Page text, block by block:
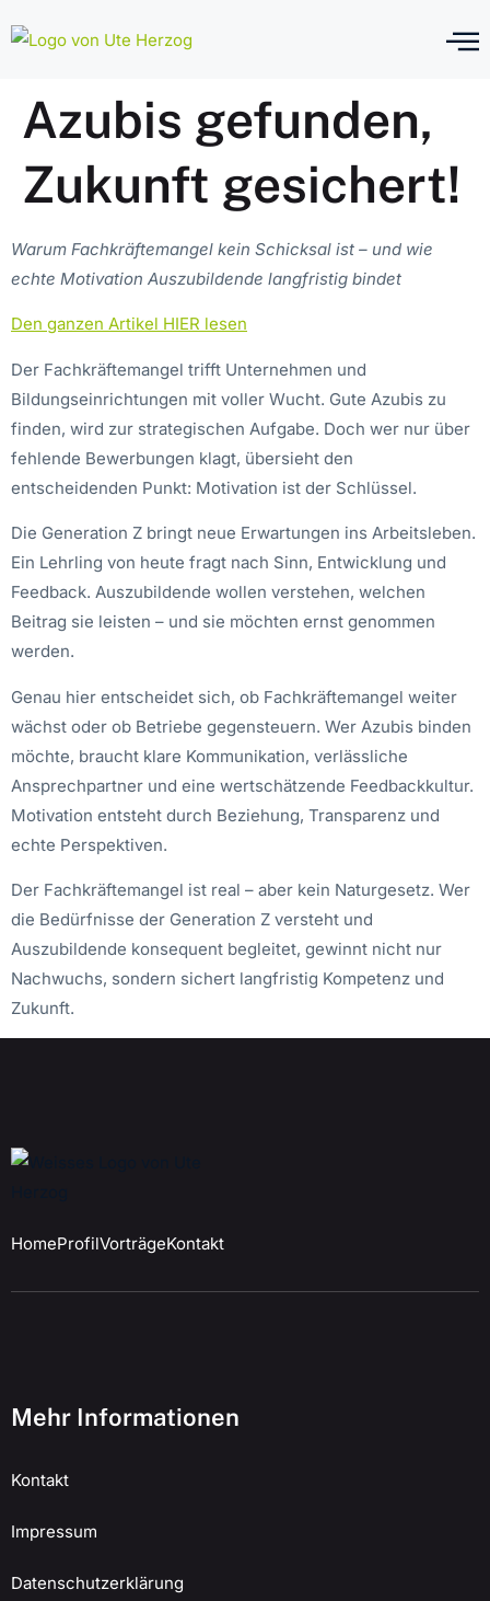
Azubis gefunden,
Zukunft gesichert!
Warum Fachkräftemangel kein Schicksal ist – und wie
echte Motivation Auszubildende langfristig bindet
Den ganzen Artikel HIER lesen
Der Fachkräftemangel trifft Unternehmen und
Bildungseinrichtungen mit voller Wucht. Gute Azubis zu
finden, wird zur strategischen Aufgabe. Doch wer nur über
fehlende Bewerbungen klagt, übersieht den
entscheidenden Punkt: Motivation ist der Schlüssel.
Die Generation Z bringt neue Erwartungen ins Arbeitsleben.
Ein Lehrling von heute fragt nach Sinn, Entwicklung und
Feedback. Auszubildende wollen verstehen, welchen
Beitrag sie leisten – und sie möchten ernst genommen
werden.
Genau hier entscheidet sich, ob Fachkräftemangel weiter
wächst oder ob Betriebe gegensteuern. Wer Azubis binden
möchte, braucht klare Kommunikation, verlässliche
Ansprechpartner und eine wertschätzende Feedbackkultur.
Motivation entsteht durch Beziehung, Transparenz und
echte Perspektiven.
Der Fachkräftemangel ist real – aber kein Naturgesetz. Wer
die Bedürfnisse der Generation Z versteht und
Auszubildende konsequent begleitet, gewinnt nicht nur
Nachwuchs, sondern sichert langfristig Kompetenz und
Zukunft.
HomeProfilVorträgeKontakt
Mehr Informationen
Kontakt
Impressum
Datenschutzerklärung